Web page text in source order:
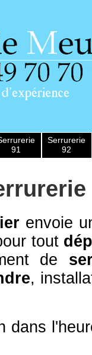
91
Serrurerie
92
envoie
tout
de
,
dans